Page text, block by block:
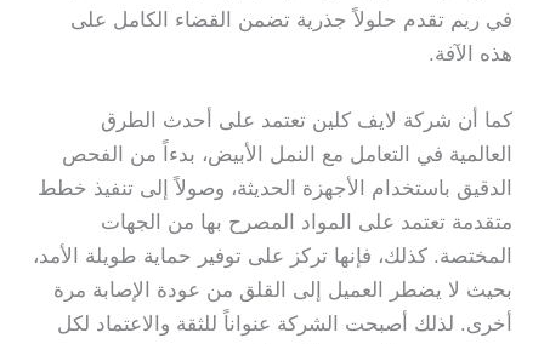
في ريم تقدم حلولاً جذرية تضمن القضاء الكامل على
هذه الآفة.
كما أن شركة لايف كلين تعتمد على أحدث الطرق
العالمية في التعامل مع النمل الأبيض، بدءاً من الفحص
الدقيق باستخدام الأجهزة الحديثة، وصولاً إلى تنفيذ خطط
متقدمة تعتمد على المواد المصرح بها من الجهات
المختصة. كذلك، فإنها تركز على توفير حماية طويلة الأمد،
بحيث لا يضطر العميل إلى القلق من عودة الإصابة مرة
أخرى. لذلك أصبحت الشركة عنواناً للثقة والاعتماد لكل